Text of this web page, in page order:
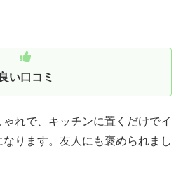
良い口コミ
ゃれで、キッチンに置くだけでイ
ります。友人にも褒められまし